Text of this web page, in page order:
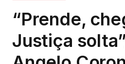
“Prende,
Justiça